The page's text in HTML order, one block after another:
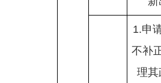
1.申
不补
理其